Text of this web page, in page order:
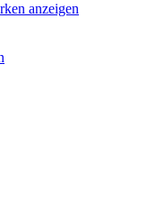
anzeigen